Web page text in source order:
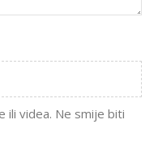
ili videa. Ne smije biti